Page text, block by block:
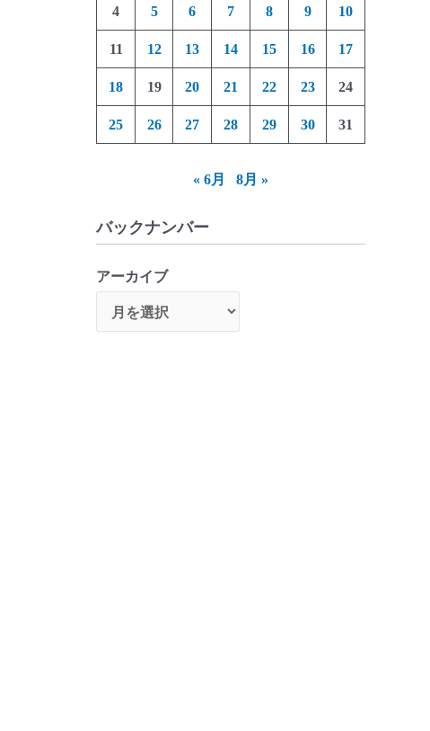
4 5 6 7 8 9 10
11 12 13 14 15 16 17
18 19 20 21 22 23 24
25 26 27 28 29 30 31
« 6月 8月 »
バックナンバー
アーカイブ